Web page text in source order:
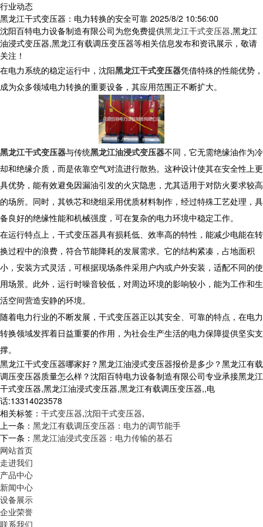
行业动态
黑龙江干式变压器：电力转换的安全可靠 2025/8/2 10:56:00
沈阳百特电力设备制造有限公司为您免费提供黑龙江干式变压器,黑龙江
油浸式变压器,黑龙江有载调压变压器等相关信息发布和资讯展示，敬请
关注！
在电力系统的稳定运行中，沈阳黑龙江干式变压器凭借特殊的性能优势，
成为众多领域电力转换的重要设备，其应用范围正不断扩大。
黑龙江干式变压器与传统黑龙江油浸式变压器不同，它无需绝缘油作为冷
却和绝缘介质，而是依靠空气对流进行散热。这种设计使其在安全性上更
具优势，能有效避免因漏油引发的火灾隐患，尤其适用于对防火要求较高
的场所。同时，其铁芯和绕组采用优质材料制作，经过特殊工艺处理，具
备良好的绝缘性能和机械强度，可在复杂的电力环境中稳定工作。
​ 在运行特点上，干式变压器具有损耗低、效率高的特性，能减少电能在转
换过程中的浪费，符合节能降耗的发展需求。它的结构紧凑，占地面积
小，安装方式灵活，可根据现场条件采用户内或户外安装，适配不同的使
用场景。此外，运行时噪音较低，对周边环境的影响较小，能为工作和生
活空间营造安静的环境。​​
随着电力行业的不断发展，干式变压器正以其安全、可靠的特点，在电力
转换领域发挥着日益重要的作用，为社会生产生活的电力保障提供坚实支
撑。​
黑龙江干式变压器哪家好？黑龙江油浸式变压器报价是多少？黑龙江有载
调压变压器质量怎么样？沈阳百特电力设备制造有限公司专业承接黑龙江
干式变压器,黑龙江油浸式变压器,黑龙江有载调压变压器,,电
话:13314023578
相关标签： 干式变压器,沈阳干式变压器,
上一条： 黑龙江有载调压变压器：电力的调节能手
下一条： 黑龙江油浸式变压器：电力传输的基石
网站首页
走进我们
产品中心
新闻中心
设备展示
企业荣誉
联系我们